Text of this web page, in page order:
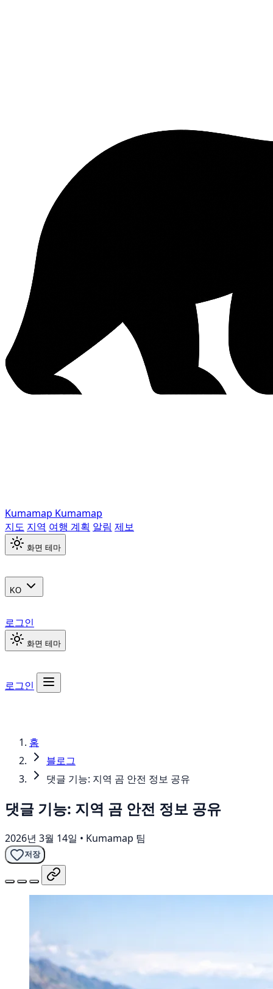
Kumamap Kumamap
지도 지역 여행 계획 알림 제보
화면 테마
KO
로그인
화면 테마
로그인
홈
블로그
댓글 기능: 지역 곰 안전 정보 공유
댓글 기능: 지역 곰 안전 정보 공유
2026년 3월 14일 • Kumamap 팀
저장